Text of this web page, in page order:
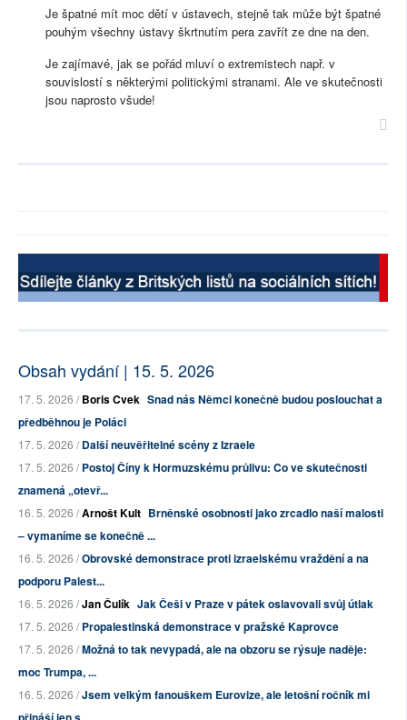
Je špatné mít moc dětí v ústavech, stejně tak může být špatné
pouhým všechny ústavy škrtnutím pera zavřít ze dne na den.
Je zajímavé, jak se pořád mluví o extremistech např. v
souvislostí s některými politickými stranami. Ale ve skutečnosti
jsou naprosto všude!
Obsah vydání | 15. 5. 2026
17. 5. 2026 /Boris Cvek Snad nás Němci konečně budou poslouchat a
předběhnou je Poláci
17. 5. 2026 /Další neuvěřitelné scény z Izraele
17. 5. 2026 /Postoj Číny k Hormuzskému průlivu: Co ve skutečnosti
znamená „otevř...
16. 5. 2026 /Arnošt Kult Brněnské osobnosti jako zrcadlo naší malosti
– vymaníme se konečně ...
16. 5. 2026 /Obrovské demonstrace proti izraelskému vraždění a na
podporu Palest...
16. 5. 2026 /Jan Čulík Jak Češi v Praze v pátek oslavovali svůj útlak
17. 5. 2026 /Propalestinská demonstrace v pražské Kaprovce
17. 5. 2026 /Možná to tak nevypadá, ale na obzoru se rýsuje naděje:
moc Trumpa, ...
16. 5. 2026 /Jsem velkým fanouškem Eurovize, ale letošní ročník mi